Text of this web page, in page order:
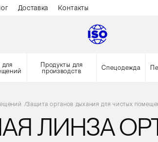
Доставка Контакты
для
Продукты для
производств
Спецодежда
/Защита органов дыхания для чистых
ЛИНЗА